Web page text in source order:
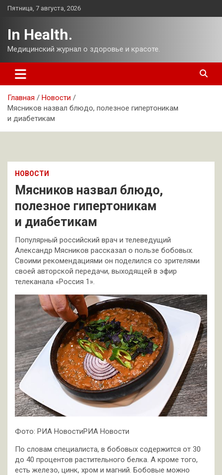
Перейти
Пятница, 7 августа, 2026
In Health.
Медицинский журнал о здоровье и красоте.
Главная
Новости
Мясников назвал блюдо, полезное гипертоникам
и диабетикам
НОВОСТИ
Мясников назвал блюдо,
полезное гипертоникам
и диабетикам
Популярный российский врач и телеведущий
Александр Мясников рассказал о пользе бобовых.
Своими рекомендациями он поделился со зрителями
своей авторской передачи, выходящей в эфир
телеканала «Россия 1».
Фото: РИА НовостиРИА Новости
По словам специалиста, в бобовых содержится от 30
до 40 процентов растительного белка. А кроме того,
есть железо, цинк, хром и магний. Бобовые можно